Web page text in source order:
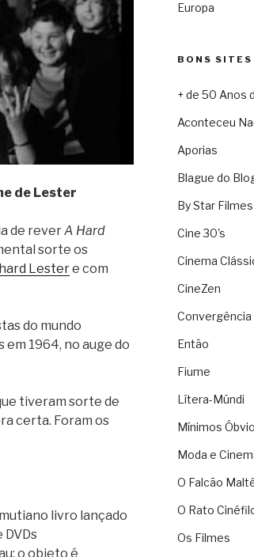
de Lester
de reverA Hard
sorte os
Lestere com
do mundo
1964, no auge do
tiveram sorte de
certa. Foram os
livro lançado
DVDs
o objeto é
Europa
BONS SITES
+ de 50 Anos
Aconteceu
Aporias
Blague do
By Star Filmes
Cine 30's
Cinema
CineZen
Convergência
Então
Fiume
Lítera-Múndi
Mínimos
Moda e
O Falcão
O Rato
Os Filmes